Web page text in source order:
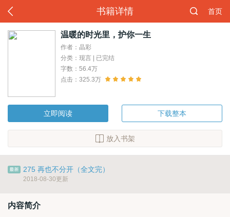
书籍详情 首页
温暖的时光里，护你一生
作者：晶彩
分类：现言 | 已完结
字数：56.4万
点击：325.3万
立即阅读 下载整本
放入书架
275 再也不分开（全文完）
2018-08-30更新
内容简介